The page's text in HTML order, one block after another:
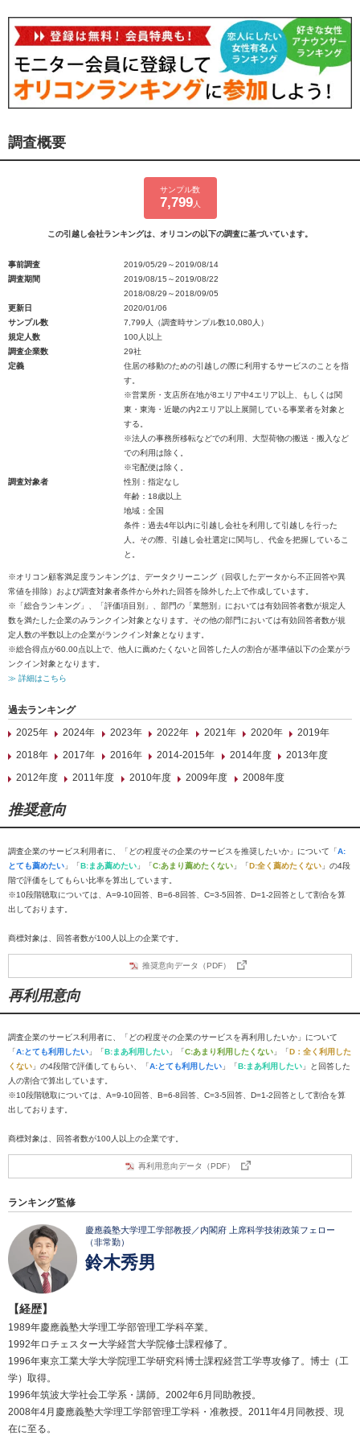
調査概要
サンプル数
7,799人
この引越し会社ランキングは、オリコンの以下の調査に基づいています。
事前調査
2019/05/29～2019/08/14
調査期間
2019/08/15～2019/08/22
2018/08/29～2018/09/05
更新日
2020/01/06
サンプル数
7,799人（調査時サンプル数10,080人）
規定人数
100人以上
調査企業数
29社
定義
住居の移動のための引越しの際に利用するサービスのことを指
す。
※営業所・支店所在地が8エリア中4エリア以上、もしくは関
東・東海・近畿の内2エリア以上展開している事業者を対象と
する。
※法人の事務所移転などでの利用、大型荷物の搬送・搬入など
での利用は除く。
※宅配便は除く。
調査対象者
性別：指定なし
年齢：18歳以上
地域：全国
条件：過去4年以内に引越し会社を利用して引越しを行った
人。その際、引越し会社選定に関与し、代金を把握しているこ
と。
※オリコン顧客満足度ランキングは、データクリーニング（回収したデータから不正回答や異
常値を排除）および調査対象者条件から外れた回答を除外した上で作成しています。
※「総合ランキング」、「評価項目別」、部門の「業態別」においては有効回答者数が規定人
数を満たした企業のみランクイン対象となります。その他の部門においては有効回答者数が規
定人数の半数以上の企業がランクイン対象となります。
※総合得点が60.00点以上で、他人に薦めたくないと回答した人の割合が基準値以下の企業がラ
ンクイン対象となります。
≫ 詳細はこちら
過去ランキング
2025年
2024年 2023年 2022年 2021年 2020年
2019年
2018年
2017年 2016年 2014-2015年 2014年度
2013年度
2012年度
2011年度 2010年度 2009年度 2008年度
推奨意向
調査企業のサービス利用者に、「どの程度その企業のサービスを推奨したいか」について「A:
とても薦めたい 」「B:まあ薦めたい 」「C:あまり薦めたくない 」「D:全く薦めたくない 」の4段
階で評価をしてもらい比率を算出しています。
※10段階聴取については、A=9-10回答、B=6-8回答、C=3-5回答、D=1-2回答として割合を算
出しております。
商標対象は、回答者数が100人以上の企業です。
推奨意向データ（PDF）
再利用意向
調査企業のサービス利用者に、「どの程度その企業のサービスを再利用したいか」について
「A:とても利用したい 」「B:まあ利用したい 」「C:あまり利用したくない 」「D：全く利用した
くない 」の4段階で評価してもらい、「A:とても利用したい 」「B:まあ利用したい 」と回答した
人の割合で算出しています。
※10段階聴取については、A=9-10回答、B=6-8回答、C=3-5回答、D=1-2回答として割合を算
出しております。
商標対象は、回答者数が100人以上の企業です。
再利用意向データ（PDF）
ランキング監修
慶應義塾大学理工学部教授／内閣府 上席科学技術政策フェロー
（非常勤）
鈴木秀男
【経歴】
1989年慶應義塾大学理工学部管理工学科卒業。
1992年ロチェスター大学経営大学院修士課程修了。
1996年東京工業大学大学院理工学研究科博士課程経営工学専攻修了。博士（工
学）取得。
1996年筑波大学社会工学系・講師。2002年6月同助教授。
2008年4月慶應義塾大学理工学部管理工学科・准教授。2011年4月同教授、現
在に至る。